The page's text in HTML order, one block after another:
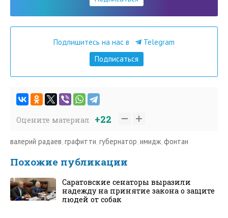
Подпишитесь на нас в
Telegram
Подписаться
Оцените материал +22
валерий радаев,графитти,губернатор,имидж,фонтан
Похожие публикации
Саратовские сенаторы выразили
надежду на принятие закона о защите
людей от собак